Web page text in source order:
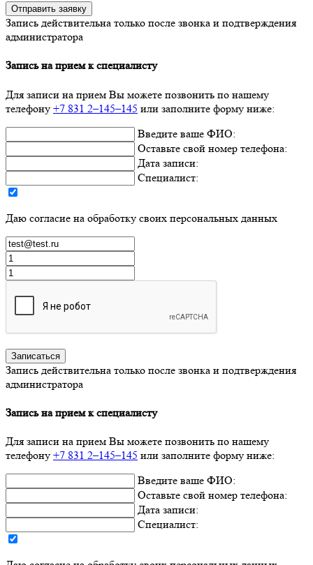
Отправить заявку
Запись действительна только после звонка и подтверждения
администратора
Запись на прием к специалисту
Для записи на прием Вы можете позвонить по нашему
телефону +7 831 2–145–145 или заполните форму ниже:
Введите ваше ФИО:
Оставьте свой номер телефона:
Дата записи:
Специалист:
Даю согласие на обработку своих персональных данных
Записаться
Запись действительна только после звонка и подтверждения
администратора
Запись на прием к специалисту
Для записи на прием Вы можете позвонить по нашему
телефону +7 831 2–145–145 или заполните форму ниже:
Введите ваше ФИО:
Оставьте свой номер телефона:
Дата записи:
Специалист: